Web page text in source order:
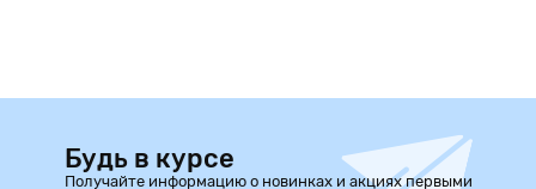
Будь в курсе
Получайте информацию о новинках и акциях первыми